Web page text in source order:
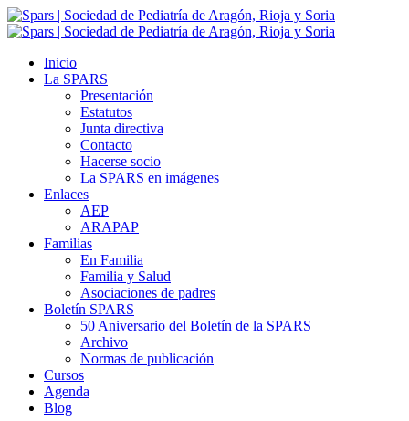
Inicio
La SPARS
Presentación
Estatutos
Junta directiva
Contacto
Hacerse socio
La SPARS en imágenes
Enlaces
AEP
ARAPAP
Familias
En Familia
Familia y Salud
Asociaciones de padres
Boletín SPARS
50 Aniversario del Boletín de la SPARS
Archivo
Normas de publicación
Cursos
Agenda
Blog